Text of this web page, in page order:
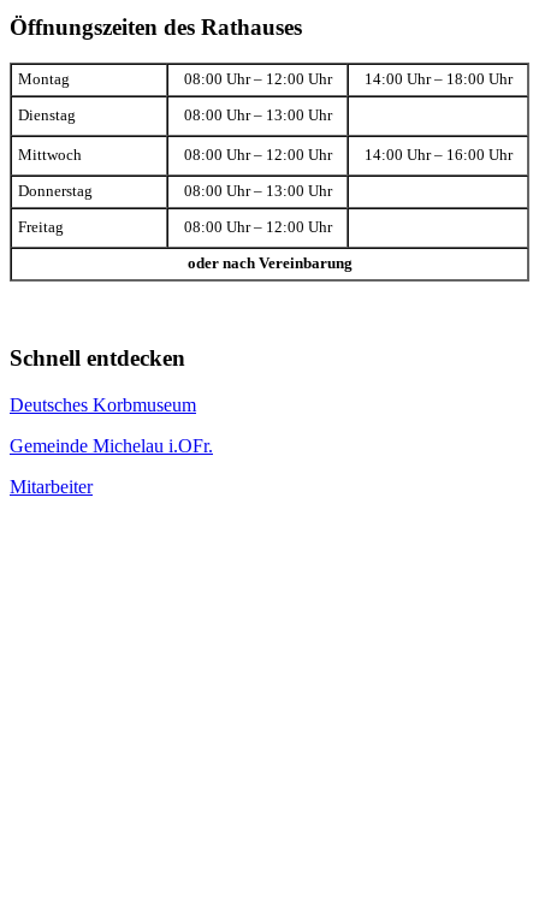
Öffnungszeiten des Rathauses
Montag 08:00 Uhr – 12:00 Uhr 14:00 Uhr – 18:00 Uhr
Dienstag 08:00 Uhr – 13:00 Uhr
Mittwoch 08:00 Uhr – 12:00 Uhr 14:00 Uhr – 16:00 Uhr
Donnerstag 08:00 Uhr – 13:00 Uhr
Freitag 08:00 Uhr – 12:00 Uhr
oder nach Vereinbarung
Schnell entdecken
Deutsches Korbmuseum
Gemeinde Michelau i.OFr.
Mitarbeiter